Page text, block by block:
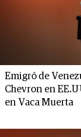
Emigró de
Chevron en
en Vaca Muerta